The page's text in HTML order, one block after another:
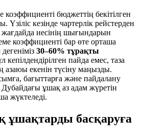
бюджеттің бекітілген
Үзіліс кезінде чартерлік рейстерден
жағдайда иесінің шығындарын
коэффициенті бар өте орташа
30–60% тұрақты
кепілдендірілген пайда емес, таза
екенін түсіну маңызды.
бағыттарға және пайдалану
ұшақ аз адам жүретін
жүктеледі.
басқаруға